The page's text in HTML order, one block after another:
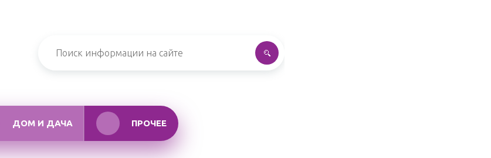
ДОМ И ДАЧА ПРОЧЕЕ